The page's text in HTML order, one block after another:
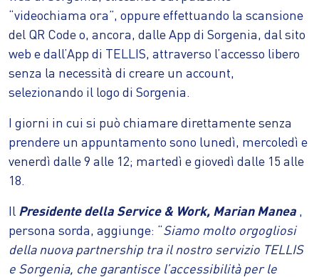
“videochiama ora”, oppure effettuando la scansione
del QR Code o, ancora, dalle App di Sorgenia, dal sito
web e dall’App di TELLIS, attraverso l’accesso libero
senza la necessità di creare un account,
selezionando il logo di Sorgenia.
I giorni in cui si può chiamare direttamente senza
prendere un appuntamento sono lunedì, mercoledì e
venerdì dalle 9 alle 12; martedì e giovedì dalle 15 alle
18.
Il Presidente della Service & Work, Marian Manea ,
persona sorda, aggiunge: “Siamo molto orgogliosi
della nuova partnership tra il nostro servizio TELLIS
e Sorgenia, che garantisce l’accessibilità per le